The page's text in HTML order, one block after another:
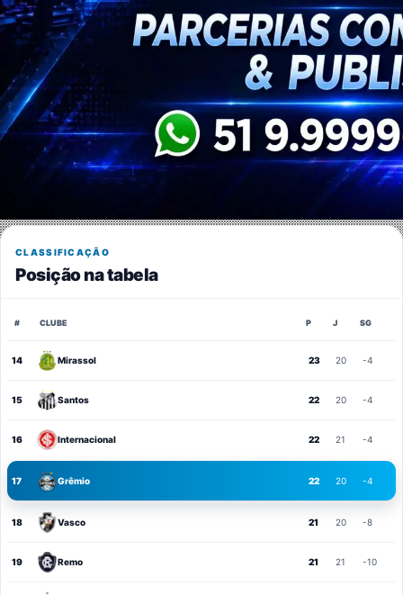
CLASSIFICAÇÃO
Posição na tabela
# CLUBE P J SG
14 Mirassol 23 20 -4
15 Santos 22 20 -4
16 Internacional 22 21 -4
17 Grêmio 22 20 -4
18 Vasco 21 20 -8
19 Remo 21 21 -10